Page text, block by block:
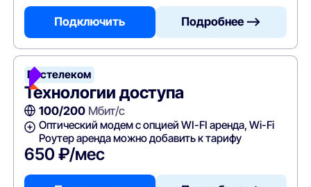
Подключить Подробнее —>
Ростелеком
Технологии доступа
100/200Мбит/с
Оптический модем с опцией WI-FI аренда, Wi-Fi
Роутер аренда можно добавить к тарифу
650 ₽/мес